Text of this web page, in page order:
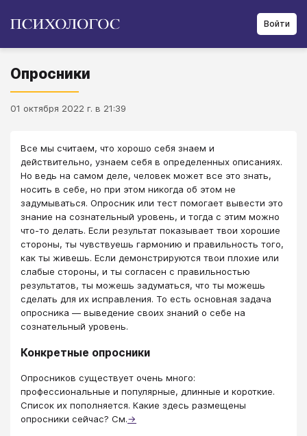
Войти
Опросники
01 октября 2022 г. в 21:39
Все мы считаем, что хорошо себя знаем и
действительно, узнаем себя в определенных описаниях.
Но ведь на самом деле, человек может все это знать,
носить в себе, но при этом никогда об этом не
задумываться. Опросник или тест помогает вывести это
знание на сознательный уровень, и тогда с этим можно
что-то делать. Если результат показывает твои хорошие
стороны, ты чувствуешь гармонию и правильность того,
как ты живешь. Если демонстрируются твои плохие или
слабые стороны, и ты согласен с правильностью
результатов, ты можешь задуматься, что ты можешь
сделать для их исправления. То есть основная задача
опросника — выведение своих знаний о себе на
сознательный уровень.
Конкретные опросники
Опросников существует очень много:
профессиональные и популярные, длинные и короткие.
Список их пополняется. Какие здесь размещены
опросники сейчас? См.→